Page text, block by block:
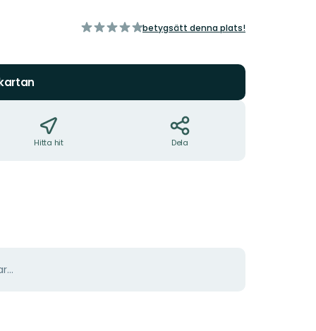
av
betygsätt denna plats!
Hitta hit Dela